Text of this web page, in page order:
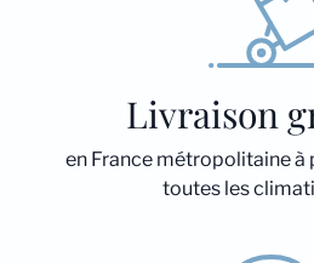
Livraison
en France métropolitaine à
toutes les